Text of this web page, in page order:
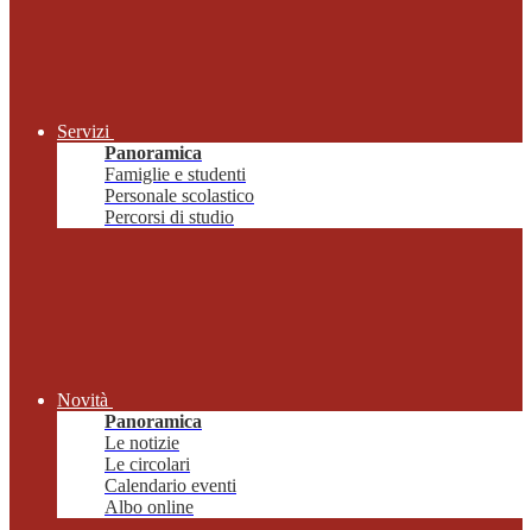
Servizi
Panoramica
Famiglie e studenti
Personale scolastico
Percorsi di studio
Novità
Panoramica
Le notizie
Le circolari
Calendario eventi
Albo online